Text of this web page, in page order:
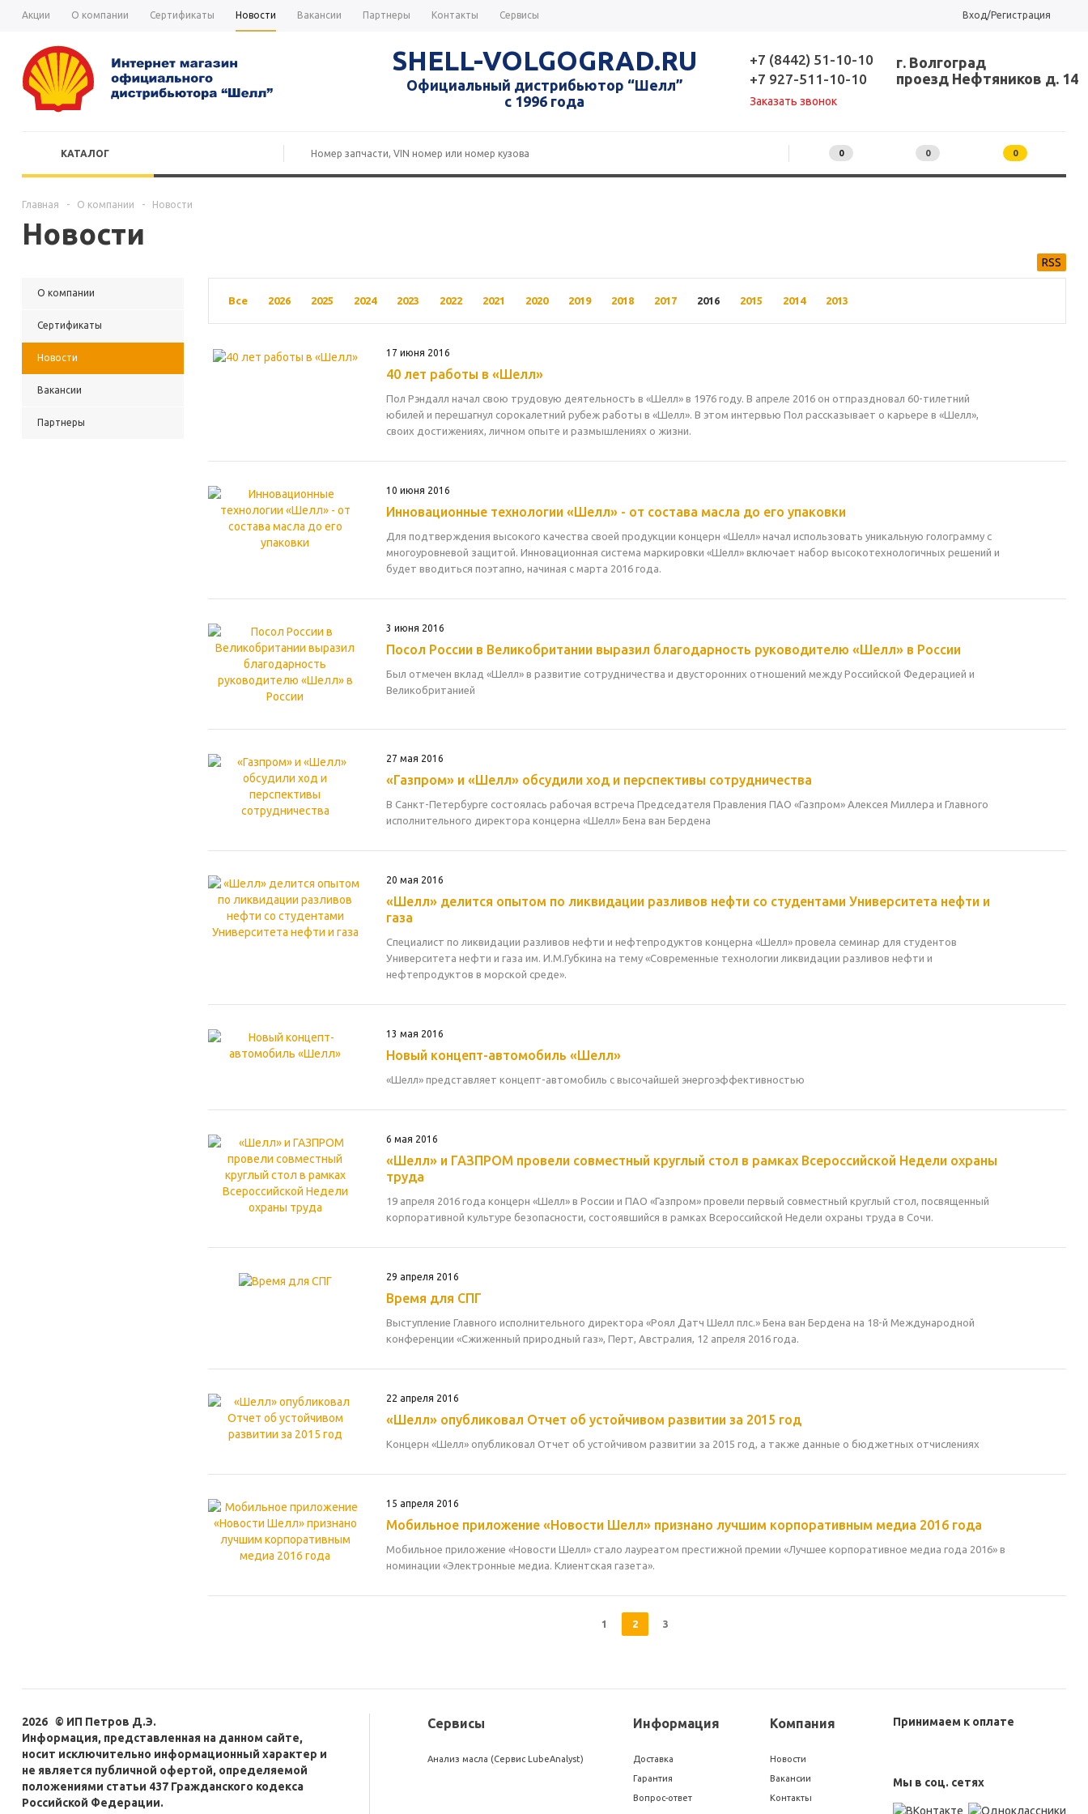
Акции О компании Сертификаты Новости Вакансии Партнеры Контакты Сервисы Вход/Регистрация
SHELL-VOLGOGRAD.RU
Официальный дистрибьютор “Шелл”
с 1996 года
+7 (8442) 51-10-10
+7 927-511-10-10
Заказать звонок
г. Волгоград
проезд Нефтяников д. 14
КАТАЛОГ 0 0 0
Главная - О компании - Новости
Новости
О компании
Сертификаты
Новости
Вакансии
Партнеры
RSS
Все 2026 2025 2024 2023 2022 2021 2020 2019 2018 2017 2016 2015 2014 2013
17 июня 2016
40 лет работы в «Шелл»
Пол Рэндалл начал свою трудовую деятельность в «Шелл» в 1976 году. В апреле 2016 он отпраздновал 60-тилетний
юбилей и перешагнул сорокалетний рубеж работы в «Шелл». В этом интервью Пол рассказывает о карьере в «Шелл»,
своих достижениях, личном опыте и размышлениях о жизни.
10 июня 2016
Инновационные технологии «Шелл» - от состава масла до его упаковки
Для подтверждения высокого качества своей продукции концерн «Шелл» начал использовать уникальную голограмму с
многоуровневой защитой. Инновационная система маркировки «Шелл» включает набор высокотехнологичных решений и
будет вводиться поэтапно, начиная с марта 2016 года.
3 июня 2016
Посол России в Великобритании выразил благодарность руководителю «Шелл» в России
Был отмечен вклад «Шелл» в развитие сотрудничества и двусторонних отношений между Российской Федерацией и
Великобританией
27 мая 2016
«Газпром» и «Шелл» обсудили ход и перспективы сотрудничества
В Санкт-Петербурге состоялась рабочая встреча Председателя Правления ПАО «Газпром» Алексея Миллера и Главного
исполнительного директора концерна «Шелл» Бена ван Бердена
20 мая 2016
«Шелл» делится опытом по ликвидации разливов нефти со студентами Университета нефти и
газа
Специалист по ликвидации разливов нефти и нефтепродуктов концерна «Шелл» провела семинар для студентов
Университета нефти и газа им. И.М.Губкина на тему «Современные технологии ликвидации разливов нефти и
нефтепродуктов в морской среде».
13 мая 2016
Новый концепт-автомобиль «Шелл»
«Шелл» представляет концепт-автомобиль с высочайшей энергоэффективностью
6 мая 2016
«Шелл» и ГАЗПРОМ провели совместный круглый стол в рамках Всероссийской Недели охраны
труда
19 апреля 2016 года концерн «Шелл» в России и ПАО «Газпром» провели первый совместный круглый стол, посвященный
корпоративной культуре безопасности, состоявшийся в рамках Всероссийской Недели охраны труда в Сочи.
29 апреля 2016
Время для СПГ
Выступление Главного исполнительного директора «Роял Датч Шелл плс.» Бена ван Бердена на 18-й Международной
конференции «Сжиженный природный газ», Перт, Австралия, 12 апреля 2016 года.
22 апреля 2016
«Шелл» опубликовал Отчет об устойчивом развитии за 2015 год
Концерн «Шелл» опубликовал Отчет об устойчивом развитии за 2015 год, а также данные о бюджетных отчислениях
15 апреля 2016
Мобильное приложение «Новости Шелл» признано лучшим корпоративным медиа 2016 года
Мобильное приложение «Новости Шелл» стало лауреатом престижной премии «Лучшее корпоративное медиа года 2016» в
номинации «Электронные медиа. Клиентская газета».
1 2 3
2026 © ИП Петров Д.Э.
Информация, представленная на данном сайте,
носит исключительно информационный характер и
не является публичной офертой, определяемой
положениями статьи 437 Гражданского кодекса
Российской Федерации.
Сервисы
Анализ масла (Сервис LubeAnalyst)
Информация
Доставка
Гарантия
Вопрос-ответ
Компания
Новости
Вакансии
Контакты
Принимаем к оплате
Мы в соц. сетях